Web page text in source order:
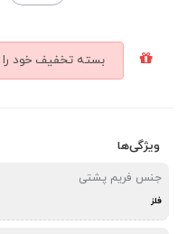
بسته تخفیف خود را
ویژگی‌ها
جنس فریم پشتی
فلز